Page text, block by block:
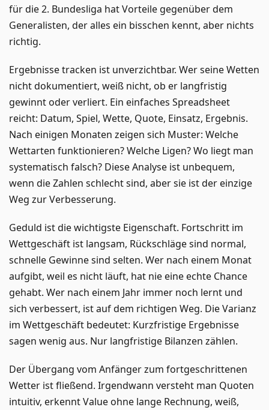
für die 2. Bundesliga hat Vorteile gegenüber dem
Generalisten, der alles ein bisschen kennt, aber nichts
richtig.
Ergebnisse tracken ist unverzichtbar. Wer seine Wetten
nicht dokumentiert, weiß nicht, ob er langfristig
gewinnt oder verliert. Ein einfaches Spreadsheet
reicht: Datum, Spiel, Wette, Quote, Einsatz, Ergebnis.
Nach einigen Monaten zeigen sich Muster: Welche
Wettarten funktionieren? Welche Ligen? Wo liegt man
systematisch falsch? Diese Analyse ist unbequem,
wenn die Zahlen schlecht sind, aber sie ist der einzige
Weg zur Verbesserung.
Geduld ist die wichtigste Eigenschaft. Fortschritt im
Wettgeschäft ist langsam, Rückschläge sind normal,
schnelle Gewinne sind selten. Wer nach einem Monat
aufgibt, weil es nicht läuft, hat nie eine echte Chance
gehabt. Wer nach einem Jahr immer noch lernt und
sich verbessert, ist auf dem richtigen Weg. Die Varianz
im Wettgeschäft bedeutet: Kurzfristige Ergebnisse
sagen wenig aus. Nur langfristige Bilanzen zählen.
Der Übergang vom Anfänger zum fortgeschrittenen
Wetter ist fließend. Irgendwann versteht man Quoten
intuitiv, erkennt Value ohne lange Rechnung, weiß,